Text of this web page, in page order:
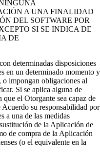
A UNA FINALIDAD
DEL SOFTWARE POR
SI SE INDICA DE
DE
determinadas disposiciones
en un determinado momento y
impongan obligaciones al
Si se aplica alguna de
el Otorgante sea capaz de
su responsabilidad por
a una de las medidas
de la Aplicación de
de compra de la Aplicación
(o el equivalente en la